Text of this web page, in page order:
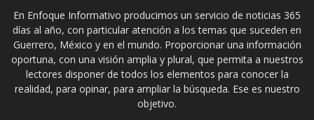
En Enfoque Informativo producimos un servicio de noticias 365
días al año, con particular atención a los temas que suceden en
Guerrero, México y en el mundo. Proporcionar una información
oportuna, con una visión amplia y plural, que permita a nuestros
lectores disponer de todos los elementos para conocer la
realidad, para opinar, para ampliar la búsqueda. Ese es nuestro
objetivo.